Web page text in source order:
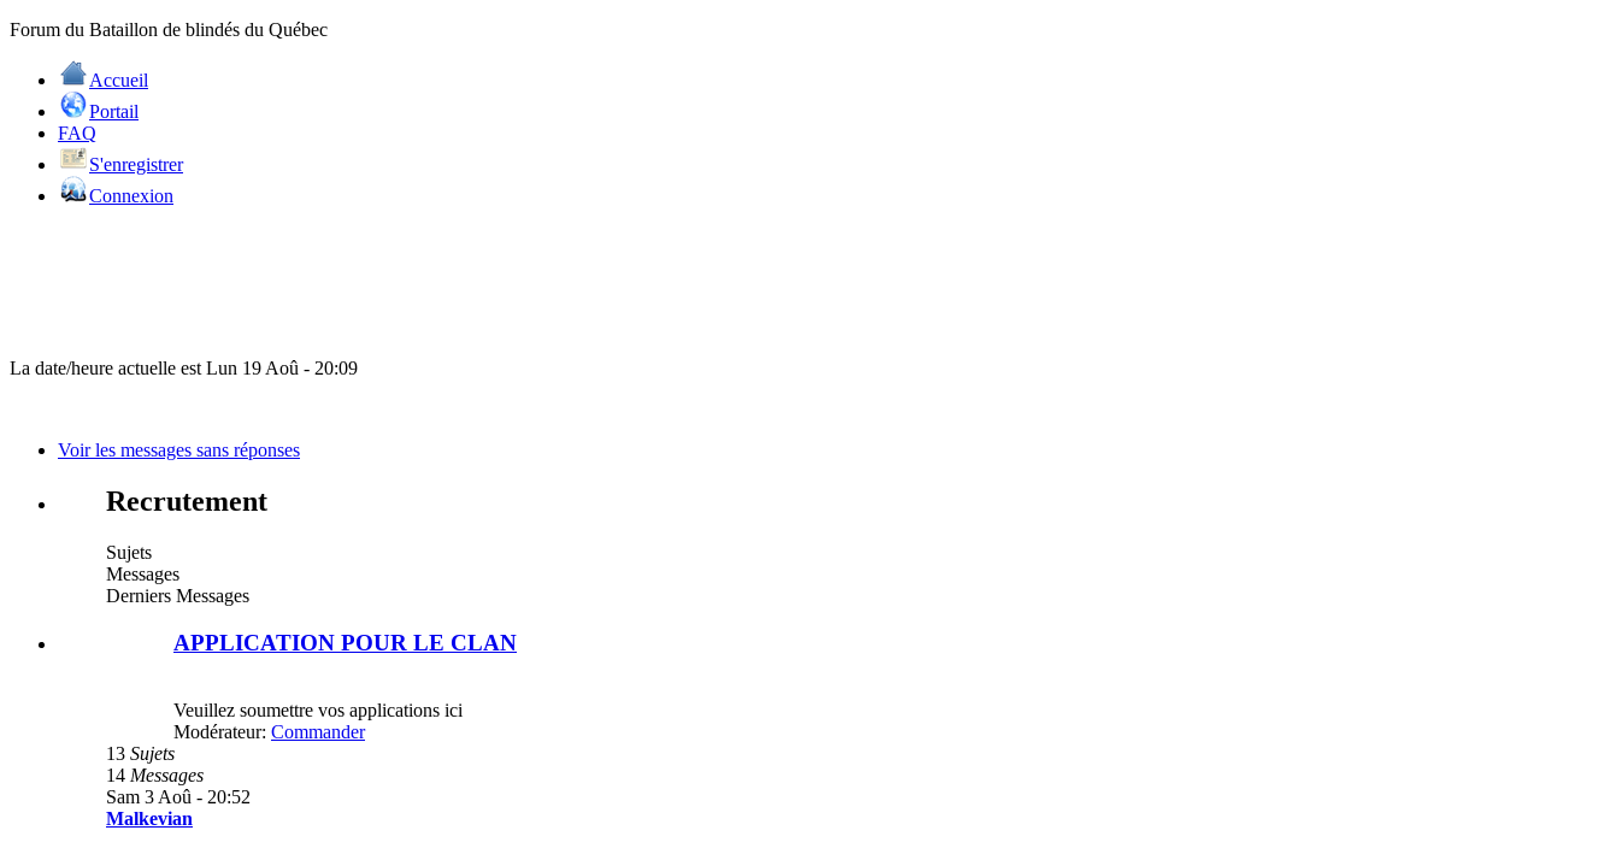
Forum du Bataillon de blindés du Québec
Accueil
Portail
FAQ
S'enregistrer
Connexion
La date/heure actuelle est Lun 19 Aoû - 20:09
Voir les messages sans réponses
Recrutement
Sujets
Messages
Derniers Messages
APPLICATION POUR LE CLAN
Veuillez soumettre vos applications ici
Modérateur: Commander
13 Sujets
14 Messages
Sam 3 Aoû - 20:52
Malkevian